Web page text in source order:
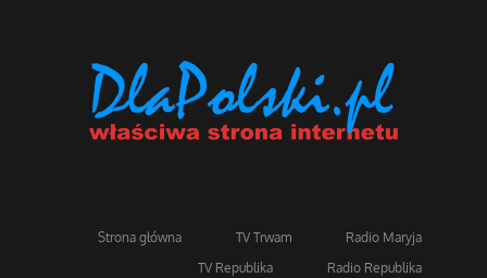
Strona główna TV Trwam
Radio Maryja
TV Republika
Radio Republika